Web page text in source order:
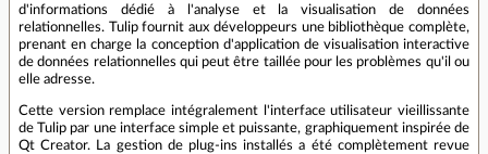
d'informations dédié à l'analyse et la visualisation de données
relationnelles. Tulip fournit aux développeurs une bibliothèque complète,
prenant en charge la conception d'application de visualisation interactive
de données relationnelles qui peut être taillée pour les problèmes qu'il ou
elle adresse.
Cette version remplace intégralement l'interface utilisateur vieillissante
de Tulip par une interface simple et puissante, graphiquement inspirée de
Qt Creator. La gestion de plug-ins installés a été complètement revue